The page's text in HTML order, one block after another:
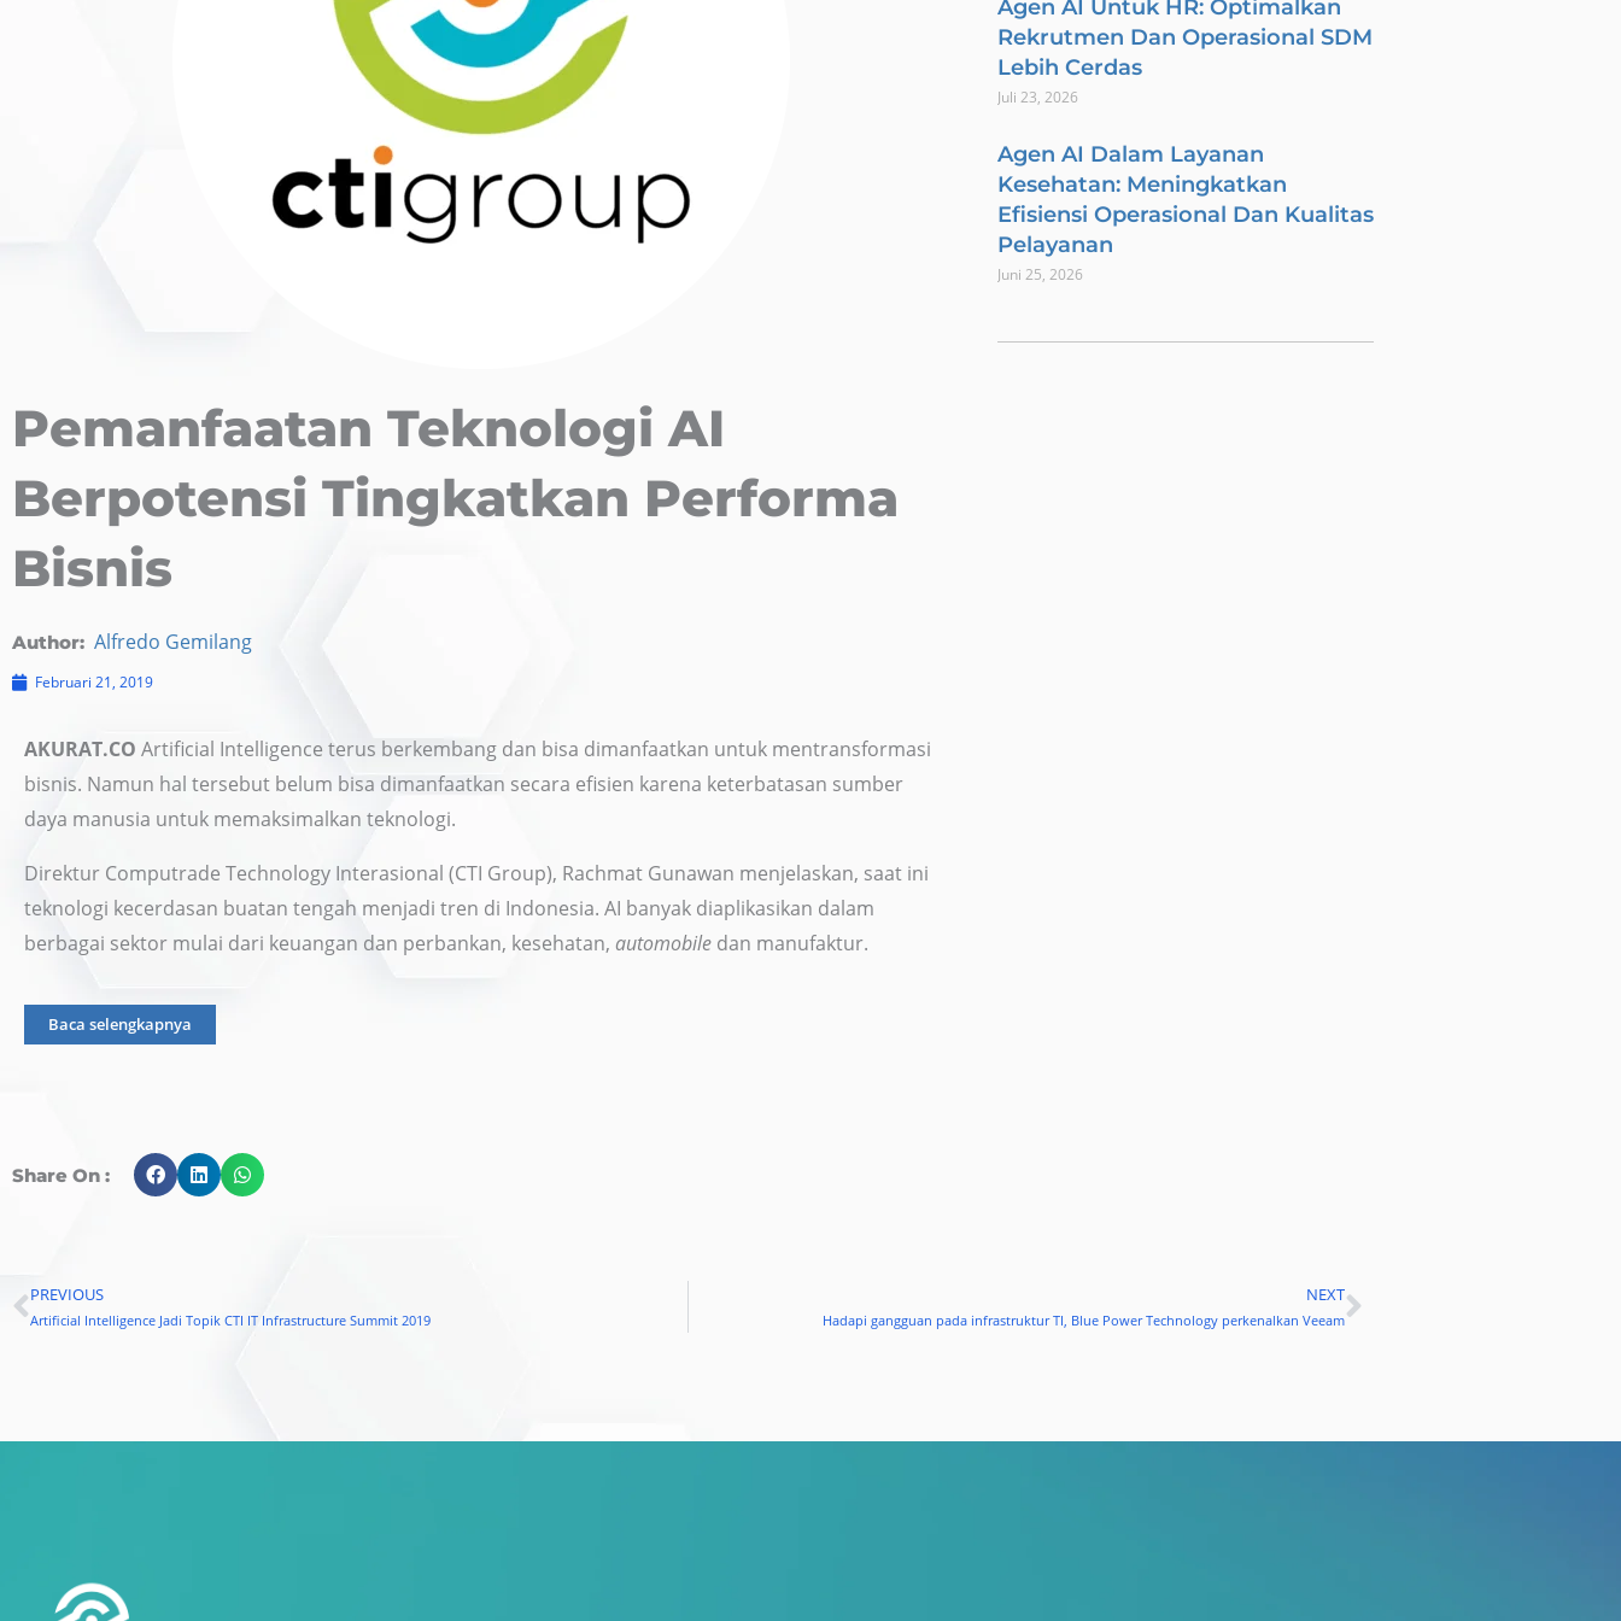
Pemanfaatan Teknologi AI
Berpotensi Tingkatkan Performa
Bisnis
Author: Alfredo Gemilang
Februari 21, 2019
AKURAT.CO Artificial Intelligence terus berkembang dan bisa dimanfaatkan untuk mentransformasi
bisnis. Namun hal tersebut belum bisa dimanfaatkan secara efisien karena keterbatasan sumber
daya manusia untuk memaksimalkan teknologi.
Direktur Computrade Technology Interasional (CTI Group), Rachmat Gunawan menjelaskan, saat ini
teknologi kecerdasan buatan tengah menjadi tren di Indonesia. AI banyak diaplikasikan dalam
berbagai sektor mulai dari keuangan dan perbankan, kesehatan, automobile dan manufaktur.
Baca selengkapnya
Share On :
Agen AI Untuk HR: Optimalkan
Rekrutmen Dan Operasional SDM
Lebih Cerdas
Juli 23, 2026
Agen AI Dalam Layanan
Kesehatan: Meningkatkan
Efisiensi Operasional Dan Kualitas
Pelayanan
Juni 25, 2026
Prev
PREVIOUS
Artificial Intelligence Jadi Topik CTI IT Infrastructure Summit 2019
NEXT
Hadapi gangguan pada infrastruktur TI, Blue Power Technology perkenalkan VeeamNext